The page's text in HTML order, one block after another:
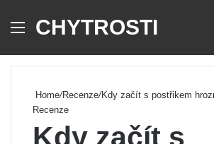
Menu
CHYTROSTI
Home/Recenze/Kdy začít s postřikem
Recenze
Kdy začít s